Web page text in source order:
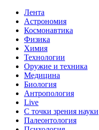
Лента
Астрономия
Космонавтика
Физика
Химия
Технологии
Оружие и техника
Медицина
Биология
Антропология
Live
С точки зрения науки
Палеонтология